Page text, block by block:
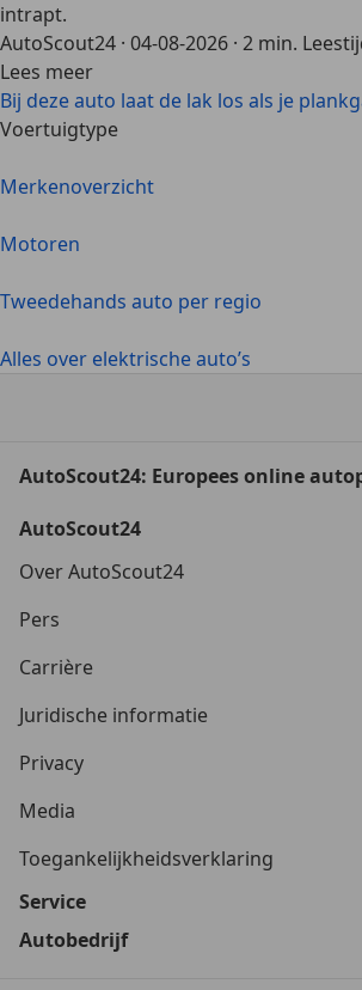
intrapt.
AutoScout24 · 04-08-2026 · 2 min.
Lees meer
Bij deze auto laat de lak los als je
Voertuigtype
Merkenoverzicht
Motoren
Tweedehands auto per regio
Alles over elektrische auto’s
AutoScout24: Europees online
AutoScout24
Over AutoScout24
Pers
Carrière
Juridische informatie
Privacy
Media
Toegankelijkheidsverklaring
Service
Autobedrijf